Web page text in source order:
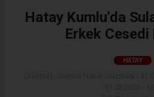
Hatay Kumlu’da
Erkek Cesedi
HATAY